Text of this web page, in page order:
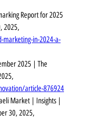
Report for 2025
2025,
in-2024-a-
2025 | The
article-876924
Market | Insights |
30, 2025,